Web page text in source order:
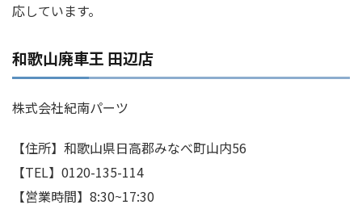
応しています。
和歌山廃車王 田辺店
株式会社紀南パーツ
【住所】和歌山県日高郡みなべ町山内56
【TEL】0120-135-114
【営業時間】8:30~17:30